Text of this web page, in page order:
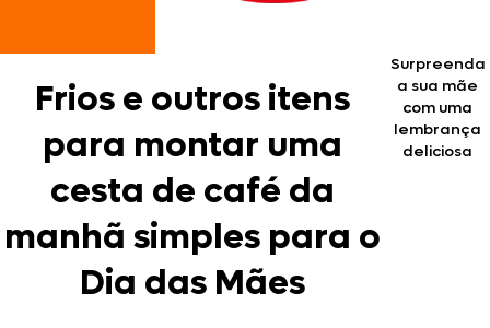
Frios e outros itens
para montar uma
cesta de café da
manhã simples para o
Dia das Mães
Surpreenda
a sua mãe
com uma
lembrança
deliciosa